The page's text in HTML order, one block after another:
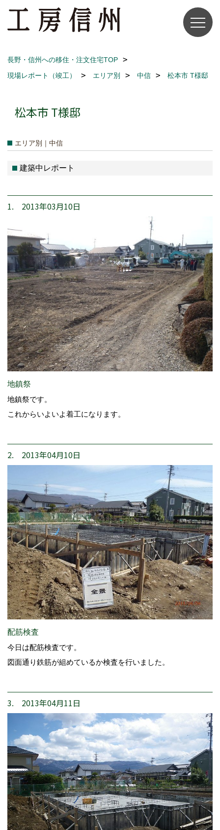
長野・信州への移住・注文住宅TOP
現場レポート（竣工）
エリア別 中信 松本市 T様邸
松本市 T様邸
エリア別｜中信
建築中レポート
1. 2013年03月10日
地鎮祭
地鎮祭です。
これからいよいよ着工になります。
2. 2013年04月10日
配筋検査
今日は配筋検査です。
図面通り鉄筋が組めているか検査を行いました。
3. 2013年04月11日